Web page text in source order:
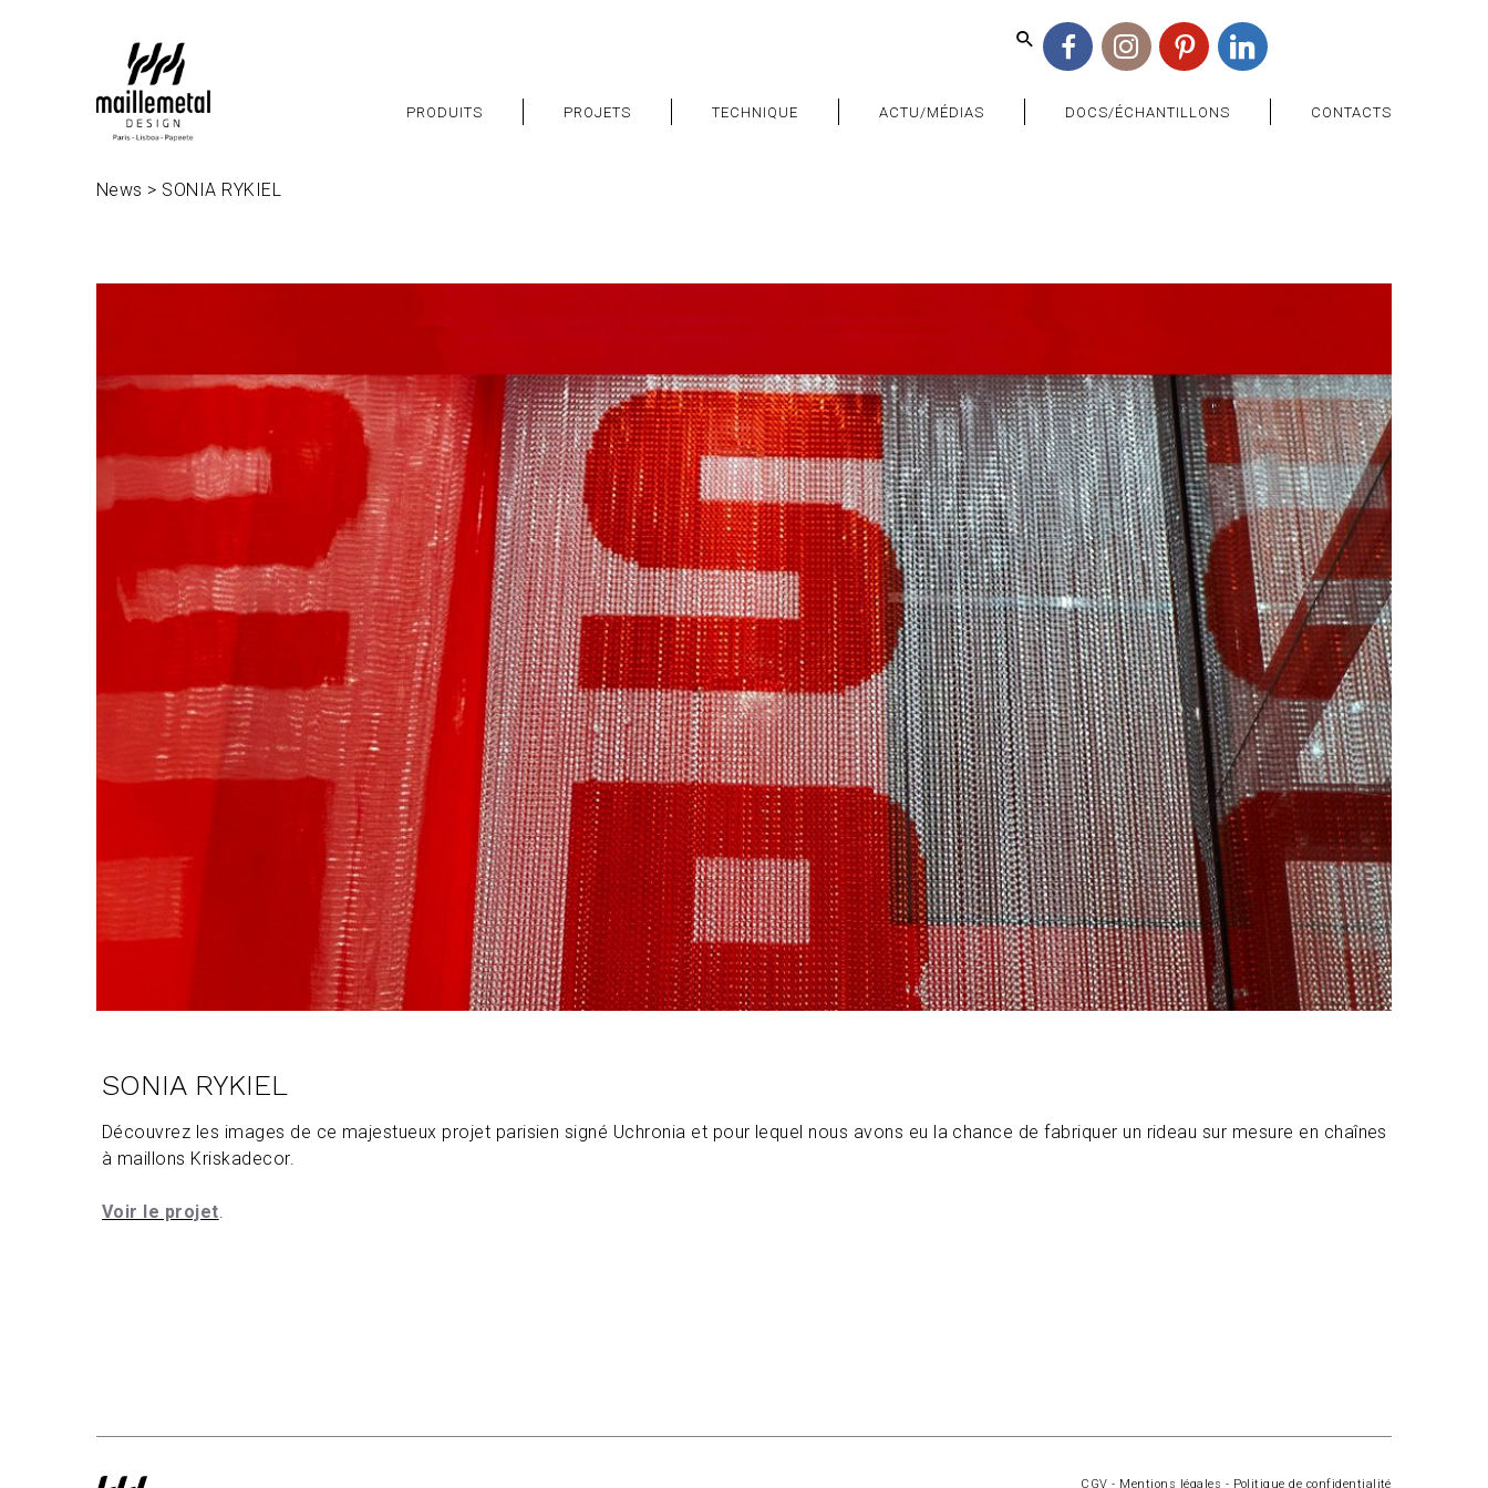
PRODUITS PROJETS TECHNIQUE ACTU/MÉDIAS DOCS/ÉCHANTILLONS CONTACTS
News > SONIA RYKIEL
SONIA RYKIEL
Découvrez les images de ce majestueux projet parisien signé Uchronia et pour lequel nous avons eu la chance de fabriquer un rideau sur mesure en chaînes
à maillons Kriskadecor.
Voir le projet
CGV - Mentions légales - Politique de confidentialité